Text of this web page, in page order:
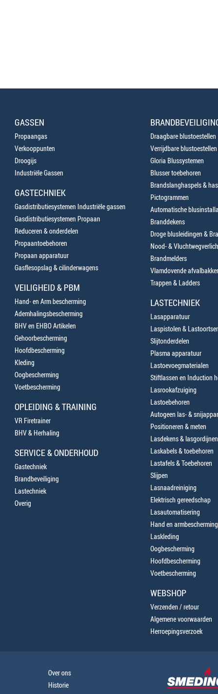
GASSEN
Propaangas
Verkooppunten
Droogijs
Industriële Gassen
GASTECHNIEK
Gasdistributiesystemen Industriële gassen
Gasdistributiesystemen Propaan
Reduceren & onderdelen
Propaantoebehoren
Propaan apparatuur
Gasflesopslag & cilinderwagens
VEILIGHEID & PBM
Hand- en Arm bescherming
Ademhalingsbescherming
BHV en EHBO Artikelen
Gehoorbescherming
Hoofdbescherming
Kleding
Oogbescherming
Voetbescherming
OPLEIDING & TRAINING
VR Firetrainer
BHV & Herhaling
SERVICE & ONDERHOUD
Gastechniek
Brandbeveiliging
Lastechniek
Overig
Draagbare blustoestellen
Verrijdbare blustoestellen
Gloria Blussystemen
Blusser toebehoren
Brandslanghaspels &
Pictogrammen
Automatische
Branddekens
Droge blusleidingen &
Nood- &
Brandmelders
Vlamdovende
Trappen & Ladders
LASTECHNIEK
Lasapparatuur
Laspistolen &
Slijtonderdelen
Plasma apparatuur
Lastoevoegmaterialen
Stiftlassen en Induction
Lasrookafzuiging
Lastoebehoren
Autogeen las- &
Positioneren & meten
Lasdekens & lasgordijnen
Laskabels & toebehoren
Lastafels & Toebehoren
Slijpen
Lasnaadreiniging
Elektrisch gereedschap
Lasautomatisering
Hand en armbescherming
Laskleding
Oogbescherming
Hoofdbescherming
Voetbescherming
WEBSHOP
Verzenden / retour
Algemene voorwaarden
Herroepingsverzoek
Over ons
Historie